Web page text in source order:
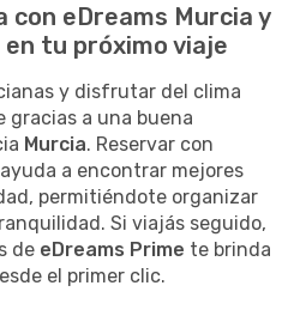
con eDreams Murcia y
tu próximo viaje
y disfrutar del clima
gracias a una buena
Murcia. Reservar con
a encontrar mejores
permitiéndote organizar
Si viajás seguido,
de eDreams Prime te brinda
el primer clic.